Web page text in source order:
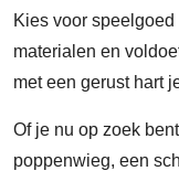
Kies voor
materialen en
met een gerust hart
Of je nu op zoek
poppenwieg, een